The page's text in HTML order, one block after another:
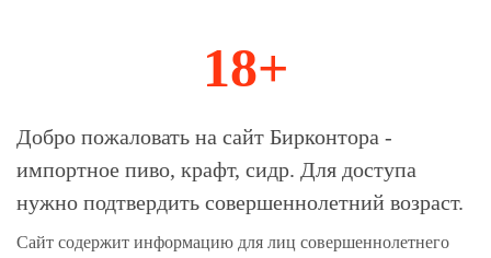
Магазин-Склад импортного пива, крафта и
Главная Пиво импортное
18+
Добро пожаловать на сайт Бирконтора -
импортное пиво, крафт, сидр. Для доступа
нужно подтвердить совершеннолетний возраст.
Сайт содержит информацию для лиц совершеннолетнего